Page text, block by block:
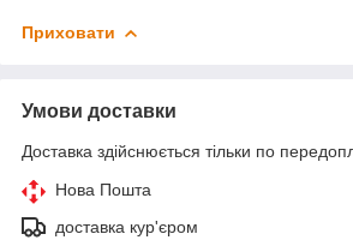
Приховати
Умови доставки
Доставка здійснюється тільки по
Нова Пошта
доставка кур'єром